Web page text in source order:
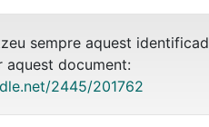
sempre aquest
aquest document:
2445/201762